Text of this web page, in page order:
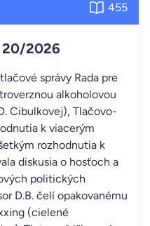
455
20/2026
správy Rada pre
alkoholovou
Cibulkovej), Tlačovo-
k viacerým
rozhodnutia k
diskusia o hosťoch a
politických
D.B. čelí opakovanému
(cielené